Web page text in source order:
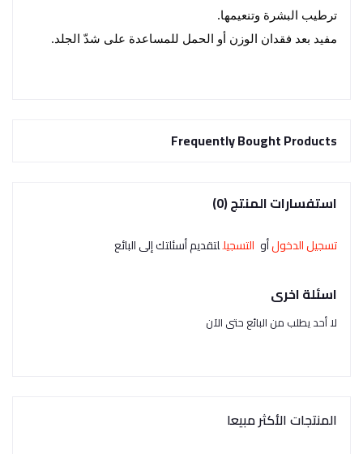
ترطيب البشرة وتنعيمها.
مفيد بعد فقدان الوزن أو الحمل للمساعدة على شدّ الجلد.
Frequently Bought Products
استفسارات المنتج (0)
تسجيل الدخولأو التسجيللتقديم أسئلتك إلى البائع
اسئلة اخرى
لا أحد يطلب من البائع حتى الآن
المنتجات الأكثر مبيعا